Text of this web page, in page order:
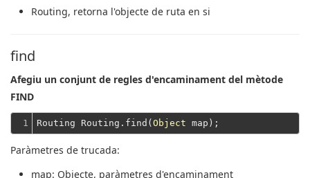
Routing, retorna l'objecte de ruta en si
find
Afegiu un conjunt de regles d'encaminament del mètode
FIND
1 Routing Routing.find( Object
Paràmetres de trucada:
map: Objecte, paràmetres d'encaminament